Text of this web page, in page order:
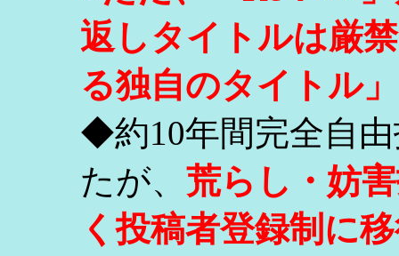
返しタイトルは厳
る独自のタイトル
◆約10年間完全自
たが、 荒らし・妨
く投稿者登録制に